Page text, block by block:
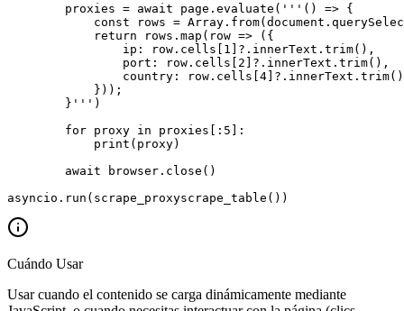
        proxies = await page.evaluate('''() => {
const rows =
            return rows.map(row => ({
                ip: row.cells[1]?.innerText.trim(),
                port: row.cells[2]?.innerText.trim(),
                country: row.cells[4]?.innerText.trim()
            }));
        }''')
        for proxy in proxies[:5]:
            print(proxy)
        await browser.close()
asyncio.run(scrape_proxyscrape_table())
Cuándo Usar
Usar cuando el contenido se carga dinámicamente mediante